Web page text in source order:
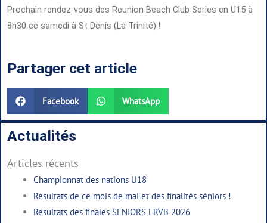
Prochain rendez-vous des Reunion Beach Club Series en U15 à
8h30 ce samedi à St Denis (La Trinité) !
Partager cet article
Facebook WhatsApp
Actualités
Articles récents
Championnat des nations U18
Résultats de ce mois de mai et des finalités séniors !
Résultats des finales SENIORS LRVB 2026